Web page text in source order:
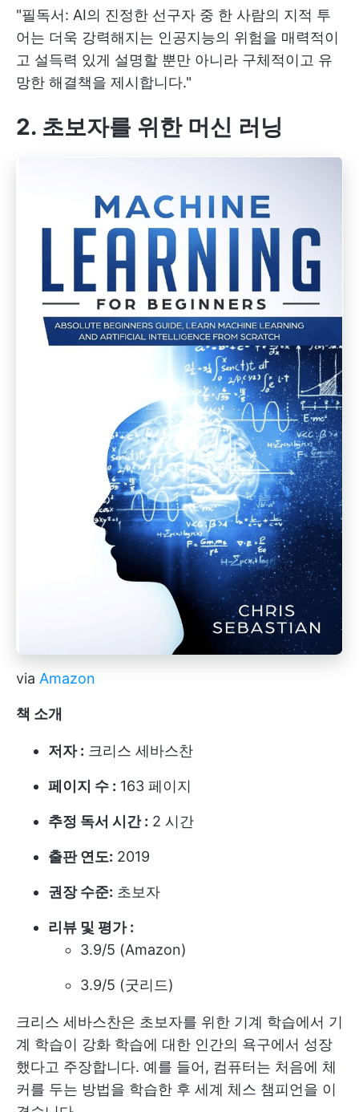
"필독서: AI의 진정한 선구자 중 한 사람의 지적 투
어는 더욱 강력해지는 인공지능의 위험을 매력적이
고 설득력 있게 설명할 뿐만 아니라 구체적이고 유
망한 해결책을 제시합니다."
2. 초보자를 위한 머신 러닝
via Amazon
책 소개
저자 : 크리스 세바스찬
페이지 수 : 163 페이지
추정 독서 시간 : 2 시간
출판 연도: 2019
권장 수준: 초보자
리뷰 및 평가 :
3.9/5 (Amazon)
3.9/5 (굿리드)
크리스 세바스찬은 초보자를 위한 기계 학습에서 기
계 학습이 강화 학습에 대한 인간의 욕구에서 성장
했다고 주장합니다. 예를 들어, 컴퓨터는 처음에 체
커를 두는 방법을 학습한 후 세계 체스 챔피언을 이